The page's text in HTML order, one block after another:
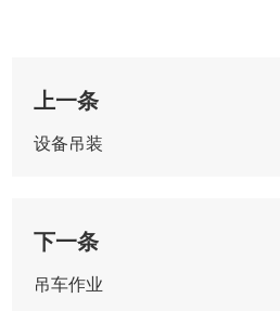
上一条
设备吊装
下一条
吊车作业